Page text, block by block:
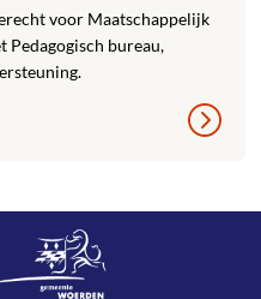
voor Maatschappelijk
Pedagogisch bureau,